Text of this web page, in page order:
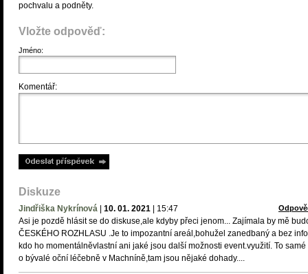
pochvalu a podněty.
Vložte odpověď:
Jméno:
Komentář:
Diskuze
Jindřiška Nykrínová 10. 01. 2021 15:47
Asi je pozdě hlásit se do diskuse,ale kdyby přeci jenom... Zajímala by mě
ČESKÉHO ROZHLASU .Je to impozantní areál,bohužel zanedbaný a bez
kdo ho momentálněvlastní ani jaké jsou další možnosti event.využití. To samé
o bývalé oční léčebně v Machníně,tam jsou nějaké dohady....